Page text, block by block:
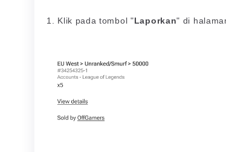
1. Klik pada tombol "Laporkan" di